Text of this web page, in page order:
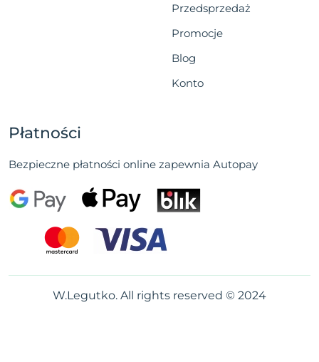
Przedsprzedaż
Promocje
Blog
Konto
Płatności
Bezpieczne płatności online zapewnia Autopay
W.Legutko. All rights reserved © 2024